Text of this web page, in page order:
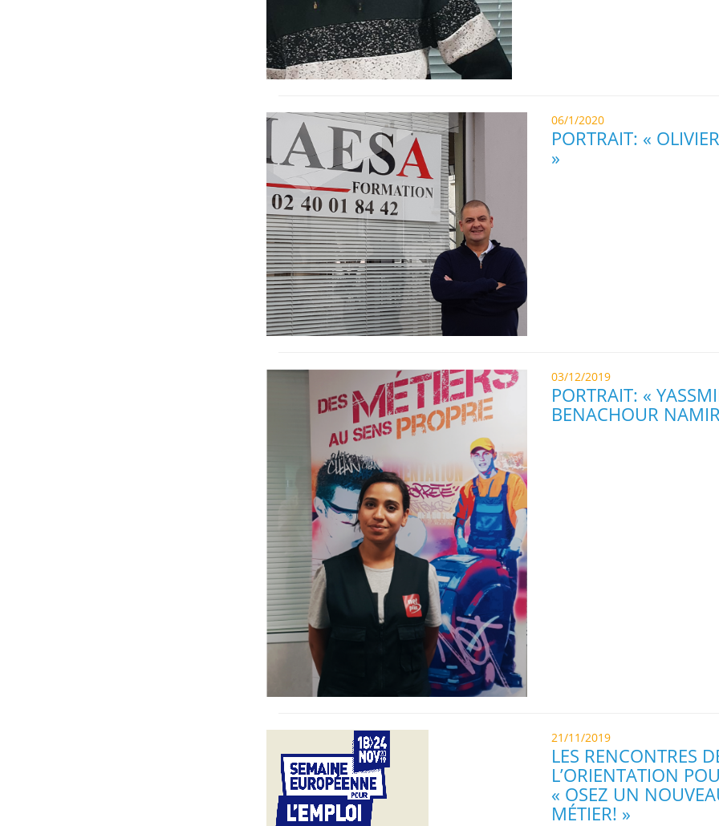
06/1/2020
PORTRAIT: «
»
03/12/2019
PORTRAIT: «
BENACHOUR
21/11/2019
LES RENCONTRES
L’ORIENTATION
« OSEZ UN
MÉTIER! »